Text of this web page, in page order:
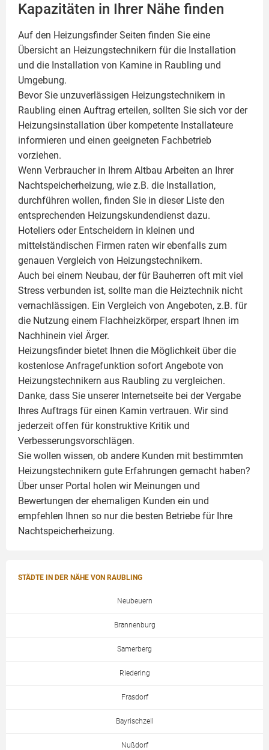
Kapazitäten in Ihrer Nähe finden
Auf den Heizungsfinder Seiten finden Sie eine
Übersicht an Heizungstechnikern für die Installation
und die Installation von Kamine in Raubling und
Umgebung.
Bevor Sie unzuverlässigen Heizungstechnikern in
Raubling einen Auftrag erteilen, sollten Sie sich vor der
Heizungsinstallation über kompetente Installateure
informieren und einen geeigneten Fachbetrieb
vorziehen.
Wenn Verbraucher in Ihrem Altbau Arbeiten an Ihrer
Nachtspeicherheizung, wie z.B. die Installation,
durchführen wollen, finden Sie in dieser Liste den
entsprechenden Heizungskundendienst dazu.
Hoteliers oder Entscheidern in kleinen und
mittelständischen Firmen raten wir ebenfalls zum
genauen Vergleich von Heizungstechnikern.
Auch bei einem Neubau, der für Bauherren oft mit viel
Stress verbunden ist, sollte man die Heiztechnik nicht
vernachlässigen. Ein Vergleich von Angeboten, z.B. für
die Nutzung einem Flachheizkörper, erspart Ihnen im
Nachhinein viel Ärger.
Heizungsfinder bietet Ihnen die Möglichkeit über die
kostenlose Anfragefunktion sofort Angebote von
Heizungstechnikern aus Raubling zu vergleichen.
Danke, dass Sie unserer Internetseite bei der Vergabe
Ihres Auftrags für einen Kamin vertrauen. Wir sind
jederzeit offen für konstruktive Kritik und
Verbesserungsvorschlägen.
Sie wollen wissen, ob andere Kunden mit bestimmten
Heizungstechnikern gute Erfahrungen gemacht haben?
Über unser Portal holen wir Meinungen und
Bewertungen der ehemaligen Kunden ein und
empfehlen Ihnen so nur die besten Betriebe für Ihre
Nachtspeicherheizung.
STÄDTE IN DER NÄHE VON RAUBLING
Neubeuern
Brannenburg
Samerberg
Riedering
Frasdorf
Bayrischzell
Nußdorf